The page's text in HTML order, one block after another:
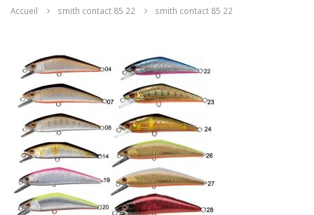
Accueil smith contact 85 22 smith contact 85 22